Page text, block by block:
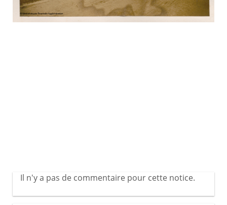
Il n'y a pas de commentaire pour cette notice.